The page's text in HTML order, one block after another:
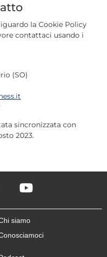
la Cookie Policy
contattaci usando i
(SO)
sincronizzata con
2023.
siamo